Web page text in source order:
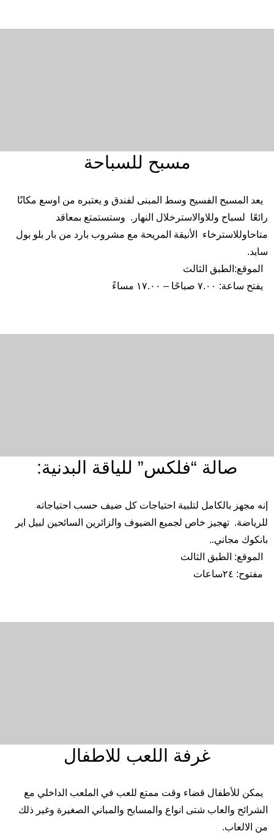
مسبح للسباحة
يعد المسبح الفسيح وسط المبنى لفندق و يعتبره من اوسع مكانًا
رائعًا لسباح وللاوالاسترخلال النهار. وستستمتع بمعاقد
متاحاوللاسترخاء الأنيقة المريحة مع مشروب بارد من بار بلو بول
سايد.
الموقع: الطبق الثالث
يفتح ساعة: ٧.٠٠ صباحًا – ١٧.٠٠ مساءً
صالة “فلكس” للياقة البدنية:
إنه مجهز بالكامل لتلبية احتياجات كل ضيف حسب احتياجاته
للرياضة. تهجيز خاص لجميع الضيوف والزائرين السائحين لبيل اير
بانكوك مجاني..
الموقع: الطبق الثالث
مفتوح: ٢٤ساعات
غرفة اللعب للاطفال
يمكن للأطفال قضاء وقت ممتع للعب في الملعب الداخلي مع
الشرائح والعاب شتى انواع والمسابح والمباني الصغيرة وغير ذلك
من الالعاب.